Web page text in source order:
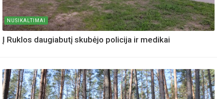
NUSIKALTIMAI
Į Ruklos daugiabutį skubėjo policija ir medikai